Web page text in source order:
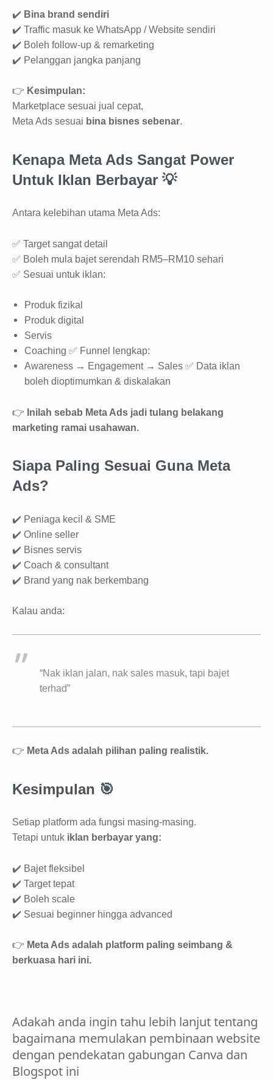
✔️ Bina brand sendiri
✔️ Traffic masuk ke WhatsApp / Website sendiri
✔️ Boleh follow-up & remarketing
✔️ Pelanggan jangka panjang
👉 Kesimpulan:
Marketplace sesuai jual cepat,
Meta Ads sesuai bina bisnes sebenar.
Kenapa Meta Ads Sangat Power
Untuk Iklan Berbayar 💡
Antara kelebihan utama Meta Ads:
✅ Target sangat detail
✅ Boleh mula bajet serendah RM5–RM10 sehari
✅ Sesuai untuk iklan:
Produk fizikal
Produk digital
Servis
Coaching ✅ Funnel lengkap:
Awareness → Engagement → Sales ✅ Data iklan
boleh dioptimumkan & diskalakan
👉 Inilah sebab Meta Ads jadi tulang belakang
marketing ramai usahawan.
Siapa Paling Sesuai Guna Meta
Ads?
✔️ Peniaga kecil & SME
✔️ Online seller
✔️ Bisnes servis
✔️ Coach & consultant
✔️ Brand yang nak berkembang
Kalau anda:
“Nak iklan jalan, nak sales masuk, tapi bajet
terhad”
👉 Meta Ads adalah pilihan paling realistik.
Kesimpulan 🎯
Setiap platform ada fungsi masing-masing.
Tetapi untuk iklan berbayar yang:
✔️ Bajet fleksibel
✔️ Target tepat
✔️ Boleh scale
✔️ Sesuai beginner hingga advanced
👉 Meta Ads adalah platform paling seimbang &
berkuasa hari ini.
Adakah anda ingin tahu lebih lanjut tentang
bagaimana memulakan pembinaan website
dengan pendekatan gabungan Canva dan
Blogspot ini